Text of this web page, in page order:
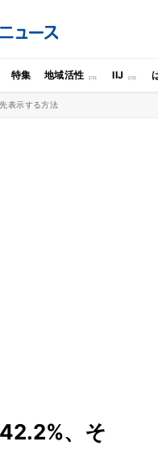
特集 地域活性 IIJ
表示する方法
、そ